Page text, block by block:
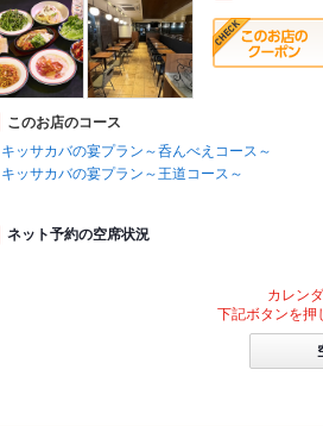
このお店のコース
キッサカバの宴プラン～呑んべえコース～
キッサカバの宴プラン～王道コース～
ネット予約の空席状況
カレン
下記ボタンを押